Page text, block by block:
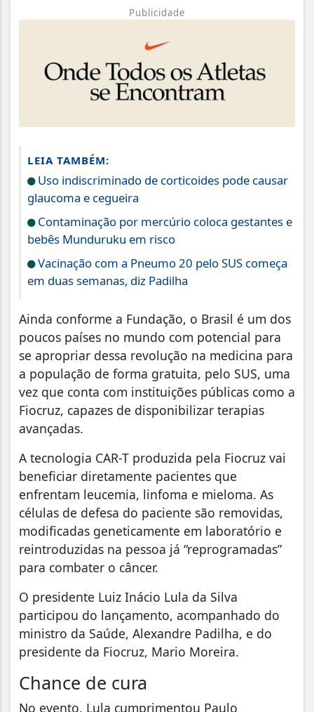
Publicidade
LEIA TAMBÉM:
Uso indiscriminado de corticoides pode causar
glaucoma e cegueira
Contaminação por mercúrio coloca gestantes e
bebês Munduruku em risco
Vacinação com a Pneumo 20 pelo SUS começa
em duas semanas, diz Padilha
Ainda conforme a Fundação, o Brasil é um dos
poucos países no mundo com potencial para
se apropriar dessa revolução na medicina para
a população de forma gratuita, pelo SUS, uma
vez que conta com instituições públicas como a
Fiocruz, capazes de disponibilizar terapias
avançadas.
A tecnologia CAR-T produzida pela Fiocruz vai
beneficiar diretamente pacientes que
enfrentam leucemia, linfoma e mieloma. As
células de defesa do paciente são removidas,
modificadas geneticamente em laboratório e
reintroduzidas na pessoa já “reprogramadas”
para combater o câncer.
O presidente Luiz Inácio Lula da Silva
participou do lançamento, acompanhado do
ministro da Saúde, Alexandre Padilha, e do
presidente da Fiocruz, Mario Moreira.
Chance de cura
No evento, Lula cumprimentou Paulo